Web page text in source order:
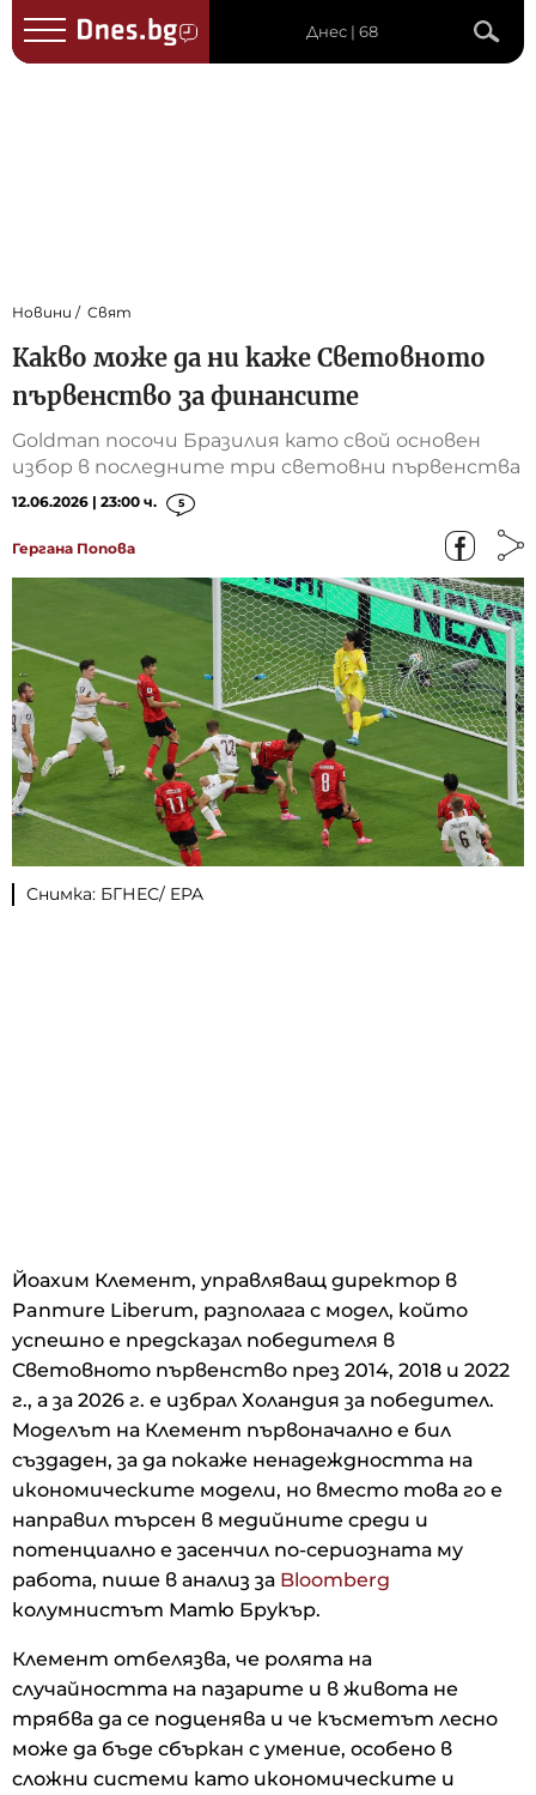
Днес | 68
Новини Свят
Какво може да ни каже Световното
първенство за финансите
Goldman посочи Бразилия като свой основен
избор в последните три световни първенства
12.06.2026 | 23:00 ч. 5
Гергана Попова
Снимка: БГНЕС/ EPA
Йоахим Клемент, управляващ директор в
Panmure Liberum, разполага с модел, който
успешно е предсказал победителя в
Световното първенство през 2014, 2018 и 2022
г., а за 2026 г. е избрал Холандия за победител.
Моделът на Клемент първоначално е бил
създаден, за да покаже ненадеждността на
икономическите модели, но вместо това го е
направил търсен в медийните среди и
потенциално е засенчил по-сериозната му
работа, пише в анализ за Bloomberg
колумнистът Матю Брукър.
Клемент отбелязва, че ролята на
случайността на пазарите и в живота не
трябва да се подценява и че късметът лесно
може да бъде сбъркан с умение, особено в
сложни системи като икономическите и